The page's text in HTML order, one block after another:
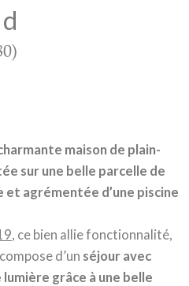
maison de plain-
sur une belle parcelle de
et agrémentée d’une piscine
, ce bien allie fonctionnalité,
d’un séjour avec
grâce à une belle